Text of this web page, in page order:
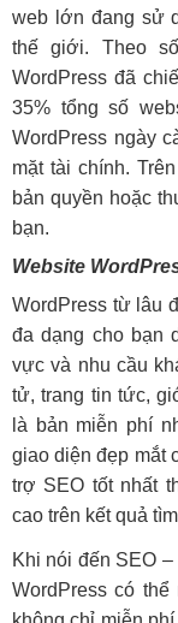
web lớn đang sử
thế giới. Theo
WordPress đã
35% tổng số
WordPress ngày
mặt tài chính.
bản quyền hoặc
bạn.
Website
WordPress từ lâu
đa dạng cho bạn
vực và nhu cầu
tử, trang tin tức,
là bản miễn phí
giao diện đẹp mắt
trợ SEO tốt nhất
cao trên kết quả
Khi nói đến SEO
WordPress có